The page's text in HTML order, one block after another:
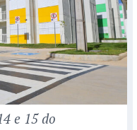
e 15 do